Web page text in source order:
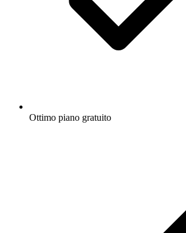
Ottimo piano gratuito